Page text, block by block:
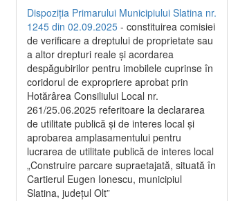
Dispoziția Primarului Municipiului Slatina nr.
1245 din 02.09.2025 - constituirea comisiei
de verificare a dreptului de proprietate sau
a altor drepturi reale și acordarea
despăgubirilor pentru imobilele cuprinse în
coridorul de expropriere aprobat prin
Hotărârea Consiliului Local nr.
261/25.06.2025 referitoare la declararea
de utilitate publică și de interes local și
aprobarea amplasamentului pentru
lucrarea de utilitate publică de interes local
„Construire parcare supraetajată, situată în
Cartierul Eugen Ionescu, municipiul
Slatina, județul Olt”